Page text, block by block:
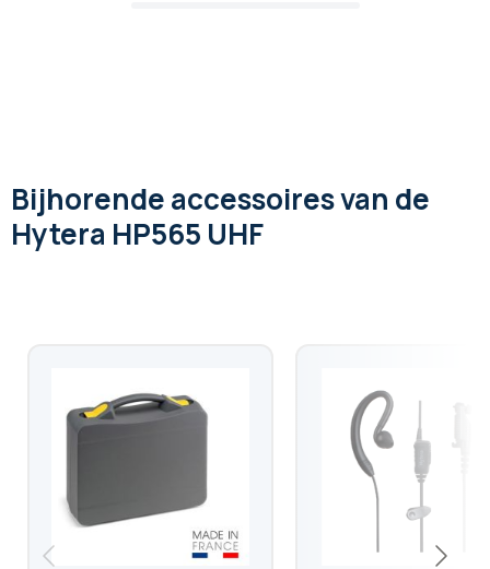
Bijhorende accessoiresvan de
Hytera HP565 UHF